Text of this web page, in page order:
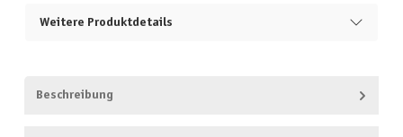
Weitere Produktdetails
Beschreibung